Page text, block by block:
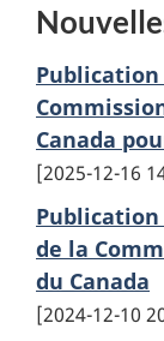
Canada
2025-12-16
Publication
de la
du Canada
2024-12-10